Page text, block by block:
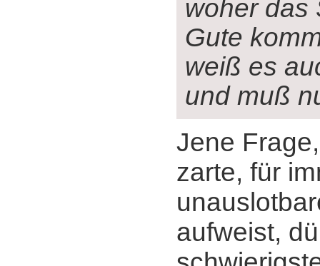
woher das
Gute
weiß es
und muß
Jene
zarte, für
aufweist,